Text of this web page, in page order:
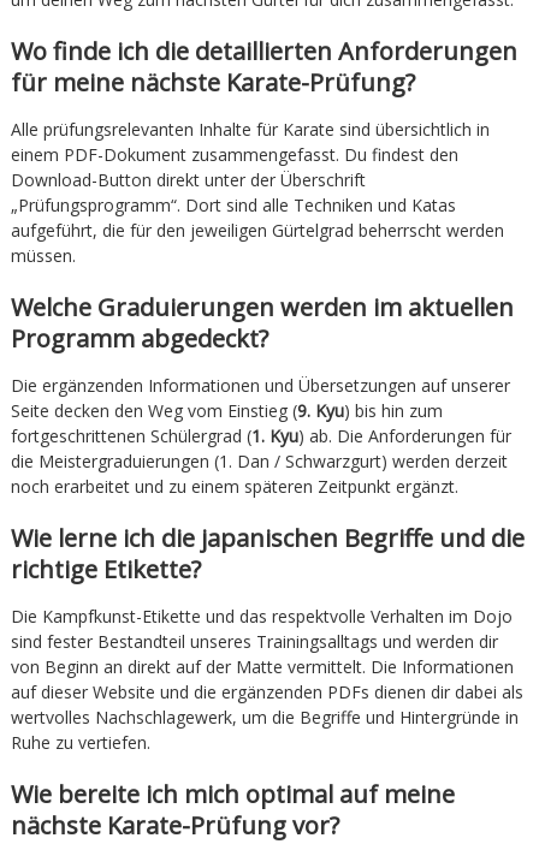
Wo finde ich die detaillierten Anforderungen
für meine nächste Karate-Prüfung?
Alle prüfungsrelevanten Inhalte für Karate sind übersichtlich in
einem PDF-Dokument zusammengefasst. Du findest den
Download-Button direkt unter der Überschrift
„Prüfungsprogramm“. Dort sind alle Techniken und Katas
aufgeführt, die für den jeweiligen Gürtelgrad beherrscht werden
müssen.
Welche Graduierungen werden im aktuellen
Programm abgedeckt?
Die ergänzenden Informationen und Übersetzungen auf unserer
Seite decken den Weg vom Einstieg (9. Kyu) bis hin zum
fortgeschrittenen Schülergrad (1. Kyu) ab. Die Anforderungen für
die Meistergraduierungen (1. Dan / Schwarzgurt) werden derzeit
noch erarbeitet und zu einem späteren Zeitpunkt ergänzt.
Wie lerne ich die japanischen Begriffe und die
richtige Etikette?
Die Kampfkunst-Etikette und das respektvolle Verhalten im Dojo
sind fester Bestandteil unseres Trainingsalltags und werden dir
von Beginn an direkt auf der Matte vermittelt. Die Informationen
auf dieser Website und die ergänzenden PDFs dienen dir dabei als
wertvolles Nachschlagewerk, um die Begriffe und Hintergründe in
Ruhe zu vertiefen.
Wie bereite ich mich optimal auf meine
nächste Karate-Prüfung vor?